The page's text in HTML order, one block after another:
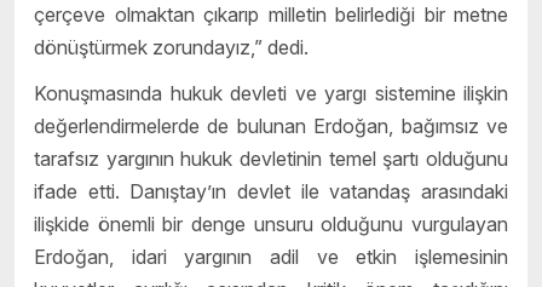
çerçeve olmaktan çıkarıp milletin belirlediği bir metne
dönüştürmek zorundayız,” dedi.
Konuşmasında hukuk devleti ve yargı sistemine ilişkin
değerlendirmelerde de bulunan Erdoğan, bağımsız ve
tarafsız yargının hukuk devletinin temel şartı olduğunu
ifade etti. Danıştay’ın devlet ile vatandaş arasındaki
ilişkide önemli bir denge unsuru olduğunu vurgulayan
Erdoğan, idari yargının adil ve etkin işlemesinin